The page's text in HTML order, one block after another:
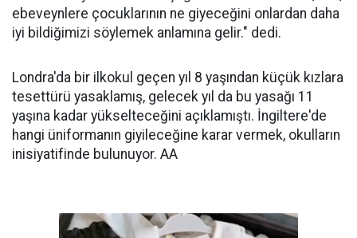
ebeveynlere çocuklarının ne giyeceğini onlardan daha
iyi bildiğimizi söylemek anlamına gelir." dedi.
Londra'da bir ilkokul geçen yıl 8 yaşından küçük kızlara
tesettürü yasaklamış, gelecek yıl da bu yasağı 11
yaşına kadar yükselteceğini açıklamıştı. İngiltere'de
hangi üniformanın giyileceğine karar vermek, okulların
inisiyatifinde bulunuyor. AA